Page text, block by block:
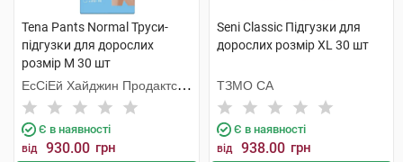
Tena Pants Normal Труси-
підгузки для дорослих
розмір M 30 шт
ЕсСіЕй Хайджин Продактс
Хугезанд
Є в наявності
від 930.00 грн
Seni Classic Підгузки для
дорослих розмір XL 30 шт
ТЗМО СА
Є в наявності
від 938.00 грн